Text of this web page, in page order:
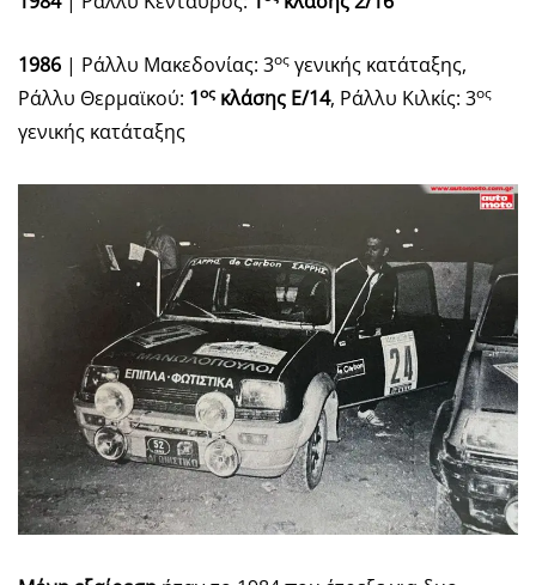
1986 | Ράλλυ Μακεδονίας: 3ος γενικής κατάταξης,
Ράλλυ Θερμαϊκού: 1ος κλάσης Ε/14, Ράλλυ Κιλκίς: 3ος
γενικής κατάταξης